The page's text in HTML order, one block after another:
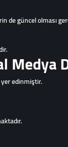
de güncel olması
edinmiştir.